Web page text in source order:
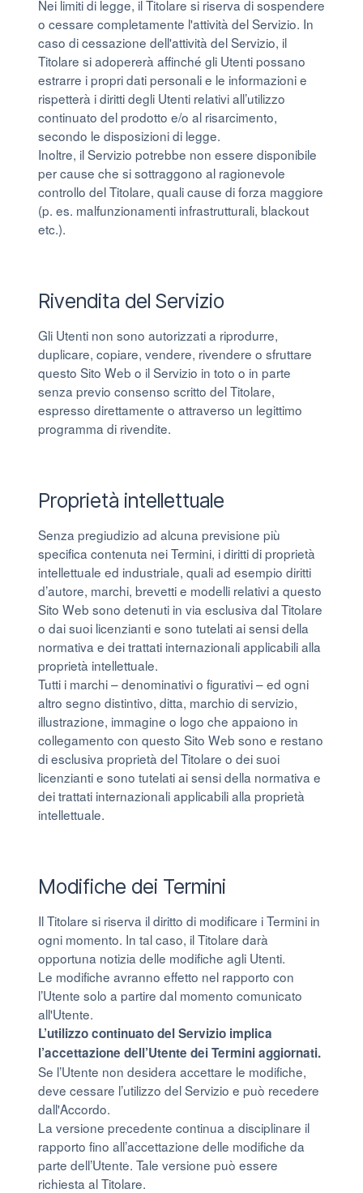
Nei limiti di legge, il Titolare si riserva di sospendere
o cessare completamente l'attività del Servizio. In
caso di cessazione dell'attività del Servizio, il
Titolare si adopererà affinché gli Utenti possano
estrarre i propri dati personali e le informazioni e
rispetterà i diritti degli Utenti relativi all’utilizzo
continuato del prodotto e/o al risarcimento,
secondo le disposizioni di legge.
Inoltre, il Servizio potrebbe non essere disponibile
per cause che si sottraggono al ragionevole
controllo del Titolare, quali cause di forza maggiore
(p. es. malfunzionamenti infrastrutturali, blackout
etc.).
Rivendita del Servizio
Gli Utenti non sono autorizzati a riprodurre,
duplicare, copiare, vendere, rivendere o sfruttare
questo Sito Web o il Servizio in toto o in parte
senza previo consenso scritto del Titolare,
espresso direttamente o attraverso un legittimo
programma di rivendite.
Proprietà intellettuale
Senza pregiudizio ad alcuna previsione più
specifica contenuta nei Termini, i diritti di proprietà
intellettuale ed industriale, quali ad esempio diritti
d’autore, marchi, brevetti e modelli relativi a questo
Sito Web sono detenuti in via esclusiva dal Titolare
o dai suoi licenzianti e sono tutelati ai sensi della
normativa e dei trattati internazionali applicabili alla
proprietà intellettuale.
Tutti i marchi – denominativi o figurativi – ed ogni
altro segno distintivo, ditta, marchio di servizio,
illustrazione, immagine o logo che appaiono in
collegamento con questo Sito Web sono e restano
di esclusiva proprietà del Titolare o dei suoi
licenzianti e sono tutelati ai sensi della normativa e
dei trattati internazionali applicabili alla proprietà
intellettuale.
Modifiche dei Termini
Il Titolare si riserva il diritto di modificare i Termini in
ogni momento. In tal caso, il Titolare darà
opportuna notizia delle modifiche agli Utenti.
Le modifiche avranno effetto nel rapporto con
l’Utente solo a partire dal momento comunicato
all'Utente.
L’utilizzo continuato del Servizio implica
l’accettazione dell’Utente dei Termini aggiornati.
Se l’Utente non desidera accettare le modifiche,
deve cessare l’utilizzo del Servizio e può recedere
dall'Accordo.
La versione precedente continua a disciplinare il
rapporto fino all’accettazione delle modifiche da
parte dell’Utente. Tale versione può essere
richiesta al Titolare.